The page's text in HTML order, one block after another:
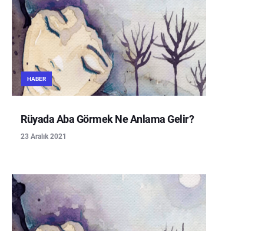
HABER
Rüyada Aba Görmek Ne Anlama Gelir?
23 Aralık 2021